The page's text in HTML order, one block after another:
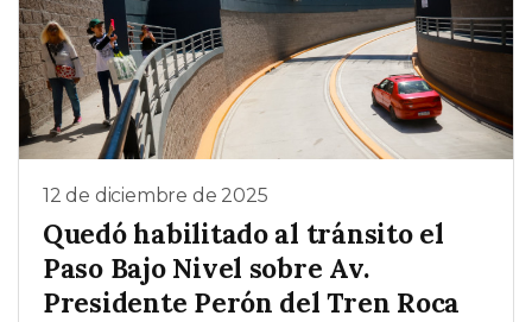
12 de diciembre de 2025
Quedó habilitado al tránsito el
Paso Bajo Nivel sobre Av.
Presidente Perón del Tren Roca